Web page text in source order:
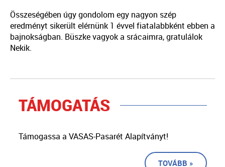
Összeségében úgy gondolom egy nagyon szép
eredményt sikerült elérnünk 1 évvel fiatalabbként ebben a
bajnokságban. Büszke vagyok a srácaimra, gratulálok
Nekik.
TÁMOGATÁS
Támogassa a VASAS-Pasarét Alapítványt!
TOVÁBB »